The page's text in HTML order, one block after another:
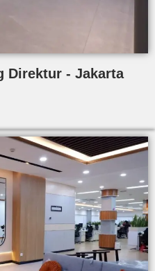
Direktur - Jakarta